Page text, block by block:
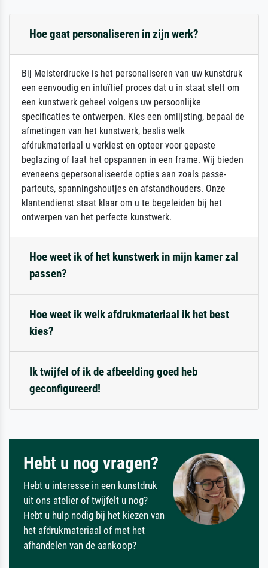
Hoe gaat personaliseren in zijn werk?
Bij Meisterdrucke is het personaliseren van uw kunstdruk
een eenvoudig en intuïtief proces dat u in staat stelt om
een kunstwerk geheel volgens uw persoonlijke
specificaties te ontwerpen. Kies een omlijsting, bepaal de
afmetingen van het kunstwerk, beslis welk
afdrukmateriaal u verkiest en opteer voor gepaste
beglazing of laat het opspannen in een frame. Wij bieden
eveneens gepersonaliseerde opties aan zoals passe-
partouts, spanningshoutjes en afstandhouders. Onze
klantendienst staat klaar om u te begeleiden bij het
ontwerpen van het perfecte kunstwerk.
Hoe weet ik of het kunstwerk in mijn kamer zal
passen?
Hoe weet ik welk afdrukmateriaal ik het best
kies?
Ik twijfel of ik de afbeelding goed heb
geconfigureerd!
Hebt u nog vragen?
Hebt u interesse in een kunstdruk
uit ons atelier of twijfelt u nog?
Hebt u hulp nodig bij het kiezen van
het afdrukmateriaal of met het
afhandelen van de aankoop?